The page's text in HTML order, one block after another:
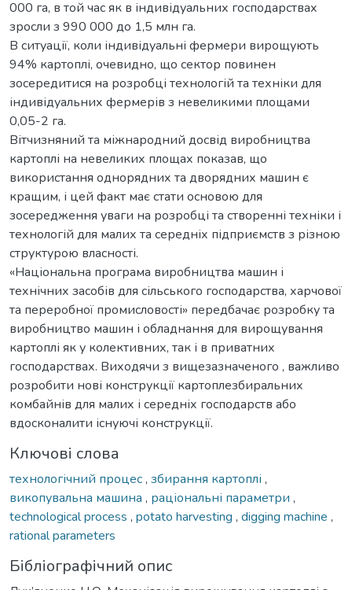
000 га, в той час як в індивідуальних господарствах
зросли з 990 000 до 1,5 млн га.
В ситуації, коли індивідуальні фермери вирощують
94% картоплі, очевидно, що сектор повинен
зосередитися на розробці технологій та техніки для
індивідуальних фермерів з невеликими площами
0,05-2 га.
Вітчизняний та міжнародний досвід виробництва
картоплі на невеликих площах показав, що
використання однорядних та дворядних машин є
кращим, і цей факт має стати основою для
зосередження уваги на розробці та створенні техніки і
технологій для малих та середніх підприємств з різною
структурою власності.
«Національна програма виробництва машин і
технічних засобів для сільського господарства, харчової
та переробної промисловості» передбачає розробку та
виробництво машин і обладнання для вирощування
картоплі як у колективних, так і в приватних
господарствах. Виходячи з вищезазначеного , важливо
розробити нові конструкції картоплезбиральних
комбайнів для малих і середніх господарств або
вдосконалити існуючі конструкції.
Ключові слова
технологічний процес, збирання картоплі ,
викопувальна машина , раціональні параметри ,
technological process , potato harvesting , digging machine ,
rational parameters
Бібліографічний опис